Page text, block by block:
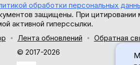
обработки персональных
защищены. При цитировании
активной гиперссылки.
Лента обновлений
Обратная
© 2017-2026